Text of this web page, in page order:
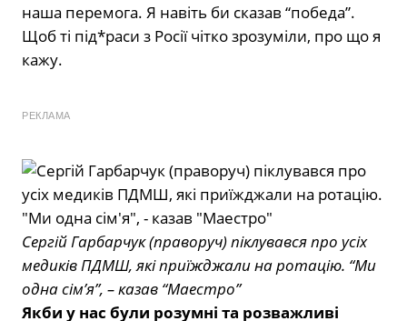
наша перемога. Я навіть би сказав “победа”.
Щоб ті під*раси з Росії чітко зрозуміли, про що я
кажу.
РЕКЛАМА
Сергій Гарбарчук (праворуч) піклувався про усіх
медиків ПДМШ, які приїжджали на ротацію. “Ми
одна сім’я”, – казав “Маестро”
Якби у нас були розумні та розважливі